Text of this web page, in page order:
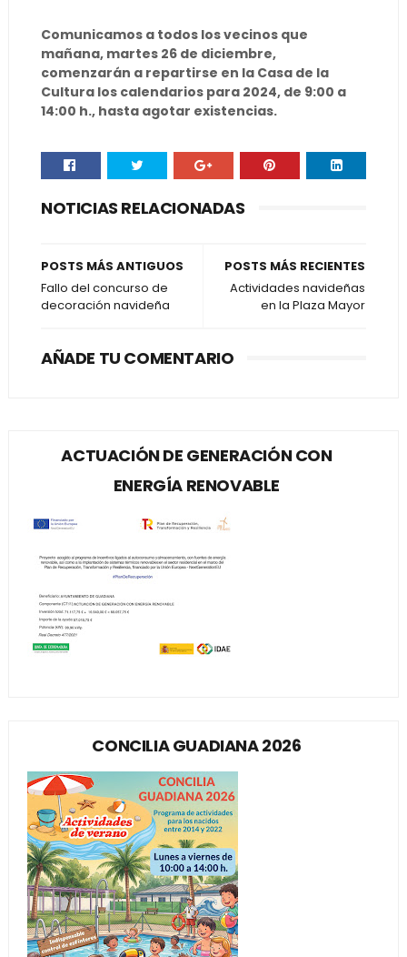
Comunicamos a todos los vecinos que
mañana, martes 26 de diciembre,
comenzarán a repartirse en la Casa de la
Cultura los calendarios para 2024, de 9:00 a
14:00 h., hasta agotar existencias.
NOTICIAS RELACIONADAS
POSTS MÁS RECIENTES
Actividades navideñas
en la Plaza Mayor
POSTS MÁS ANTIGUOS
Fallo del concurso de
decoración navideña
AÑADE TU COMENTARIO
ACTUACIÓN DE GENERACIÓN CON
ENERGÍA RENOVABLE
CONCILIA GUADIANA 2026